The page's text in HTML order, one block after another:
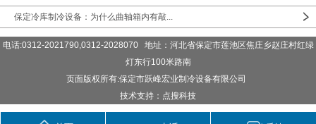
保定冷库制冷设备：为什么曲轴箱内有敲...
电话:0312-2021790,0312-2028070 地址：河北省保定市莲池区焦庄乡赵庄村红绿
灯东行100米路南
页面版权所有:保定市跃峰宏业制冷设备有限公司
技术支持：点搜科技